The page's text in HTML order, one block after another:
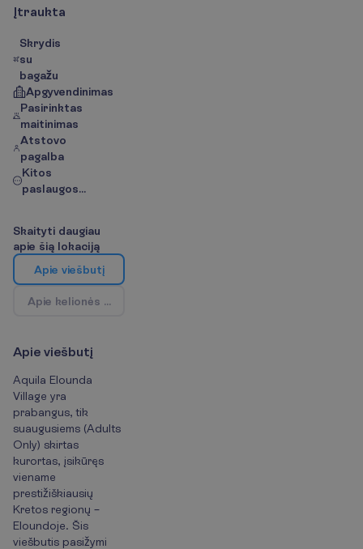
Įtraukta
Skrydis
su
bagažu
Apgyvendinimas
Pasirinktas
maitinimas
Atstovo
pagalba
Kitos
paslaugos...
Skaityti daugiau
apie šią lokaciją
Apie viešbutį
Apie kelionės kr
Apie viešbutį
Aquila Elounda
Village yra
prabangus, tik
suaugusiems (Adults
Only) skirtas
kurortas, įsikūręs
viename
prestižiškiausių
Kretos regionų –
Eloundoje. Šis
viešbutis pasižymi